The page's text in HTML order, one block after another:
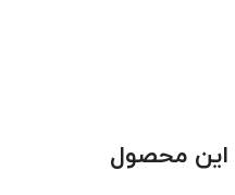
این محصول